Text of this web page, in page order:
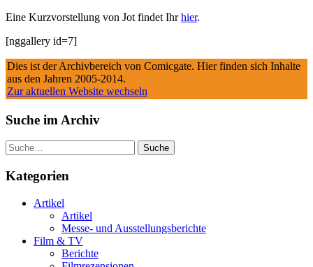
Eine Kurzvorstellung von Jot findet Ihrhier.
[nggallery id=7]
Dies ist der Archivbereich von Comicgate. Hier finden sich Inhalte
aus den Jahren 2005-2014.
Zur aktuellen Website wechseln
Suche im Archiv
Suche
Kategorien
Artikel
Artikel
Messe- und Ausstellungsberichte
Film & TV
Berichte